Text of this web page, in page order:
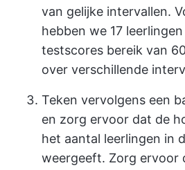
van gelijke intervallen.
hebben we 17
testscores bereik van
over verschillende
Teken vervolgens een
en zorg ervoor dat de
het aantal leerlingen in
weergeeft. Zorg ervoor